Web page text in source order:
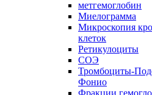
метгемоглобин
Миелограмма
Микроскопия
клеток
Ретикулоциты
СОЭ
Тромбоциты-
Фонио
Фракции